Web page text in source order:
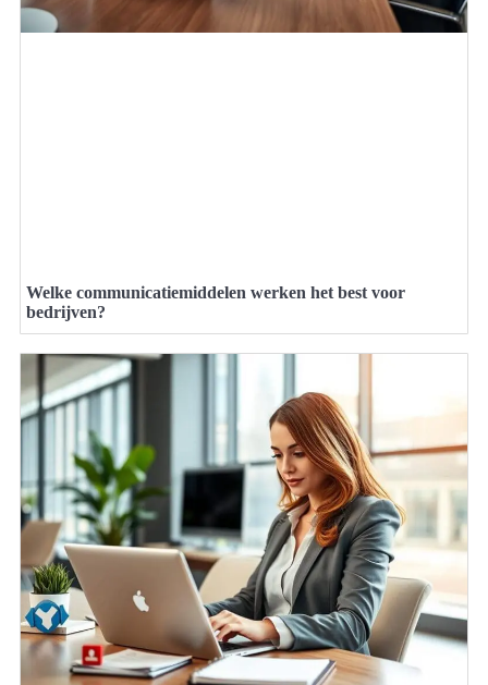
Welke communicatiemiddelen werken het best voor
bedrijven?